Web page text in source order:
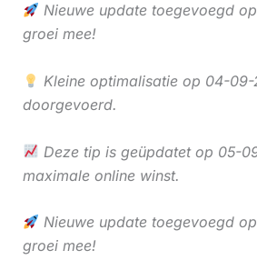
Nieuwe update toegevoegd
groei mee!
Kleine optimalisatie op 04-09-
doorgevoerd.
Deze tip is geüpdatet op 05-
maximale online winst.
Nieuwe update toegevoegd
groei mee!